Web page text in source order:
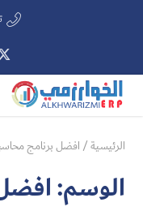
الرئيسية/ افضل برنامج
الوسم: